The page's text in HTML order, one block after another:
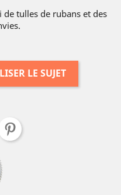
tulles de rubans et des
LE SUJET